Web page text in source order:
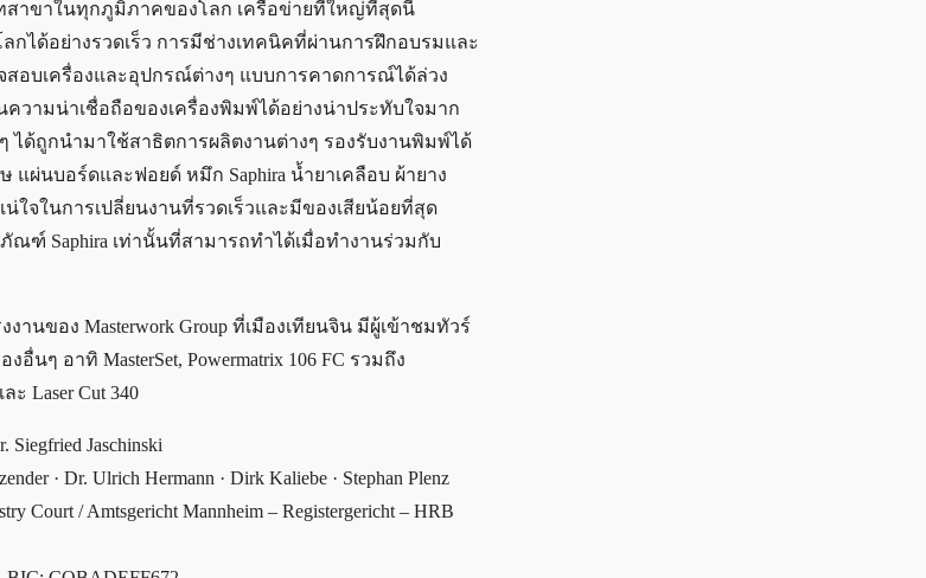
สาขาในทุกภูมิภาคของโลก เครือข่ายที่ใหญ่ที่สุดนี้
ได้อย่างรวดเร็ว การมีช่างเทคนิคที่ผ่านการฝึกอบรมและ
อบเครื่องและอุปกรณ์ต่างๆ แบบการคาดการณ์ได้ล่วง
วามน่าเชื่อถือของเครื่องพิมพ์ได้อย่างน่าประทับใจมาก
ด้ถูกนำมาใช้สาธิตการผลิตงานต่างๆ รองรับงานพิมพ์ได้
ผ่นบอร์ดและฟอยด์ หมึก Saphira น้ำยาเคลือบ ผ้ายาง
จในการเปลี่ยนงานที่รวดเร็วและมีของเสียน้อยที่สุด
Saphira เท่านั้นที่สามารถทำได้เมื่อทำงานร่วมกับ
านของ Masterwork Group ที่เมืองเทียนจิน มีผู้เข้าชมทัวร์
งอื่นๆ อาทิ MasterSet, Powermatrix 106 FC รวมถึง
ะ Laser Cut 340
Siegfried Jaschinski
· Dr. Ulrich Hermann · Dirk Kaliebe · Stephan Plenz
Court / Amtsgericht Mannheim – Registergericht – HRB